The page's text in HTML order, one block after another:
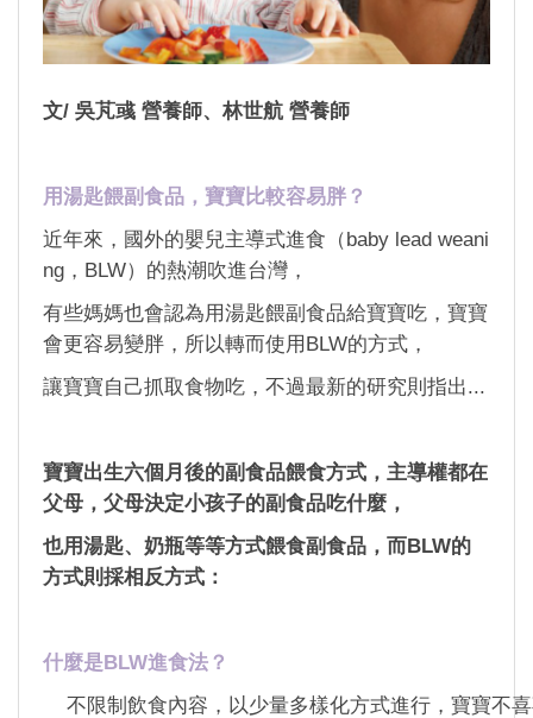
文/ 吳芃彧 營養師、林世航 營養師
用湯匙餵副食品，寶寶比較容易胖？
近年來，國外的嬰兒主導式進食（baby lead weani
ng，BLW）的熱潮吹進台灣，
有些媽媽也會認為用湯匙餵副食品給寶寶吃，寶寶
會更容易變胖，所以轉而使用BLW的方式，
讓寶寶自己抓取食物吃，不過最新的研究則指出...
寶寶出生六個月後的副食品餵食方式，主導權都在
父母，父母決定小孩子的副食品吃什麼，
也用湯匙、奶瓶等等方式餵食副食品，而BLW的
方式則採相反方式：
什麼是BLW進食法？
不限制飲食內容，以少量多樣化方式進行，寶寶不